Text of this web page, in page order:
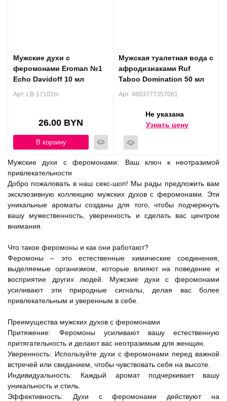
Мужские духи с
феромонами Eroman №1
Echo Davidoff 10 мл
Арт. LB-17101m
26.00 BYN
В корзину
Мужская туалетная вода с
афродизиаками Ruf
Taboo Domination 50 мл
Арт. 4603777357061
Не указана
Узнать цену
Мужские духи с феромонами: Ваш ключ к неотразимой
привлекательности
Добро пожаловать в наш секс-шоп! Мы рады предложить вам
эксклюзивную коллекцию мужских духов с феромонами. Эти
уникальные ароматы созданы для того, чтобы подчеркнуть
вашу мужественность, уверенность и сделать вас центром
внимания.
Что такое феромоны и как они работают?
Феромоны – это естественные химические соединения,
выделяемые организмом, которые влияют на поведение и
восприятие других людей. Мужские духи с феромонами
усиливают эти природные сигналы, делая вас более
привлекательным и уверенным в себе.
Преимущества мужских духов с феромонами
Притяжение: Феромоны усиливают вашу естественную
притягательность и делают вас неотразимым для женщин.
Уверенность: Используйте духи с феромонами перед важной
встречей или свиданием, чтобы чувствовать себя на высоте.
Индивидуальность: Каждый аромат подчеркивает вашу
уникальность и стиль.
Эффективность: Духи с феромонами действуют на